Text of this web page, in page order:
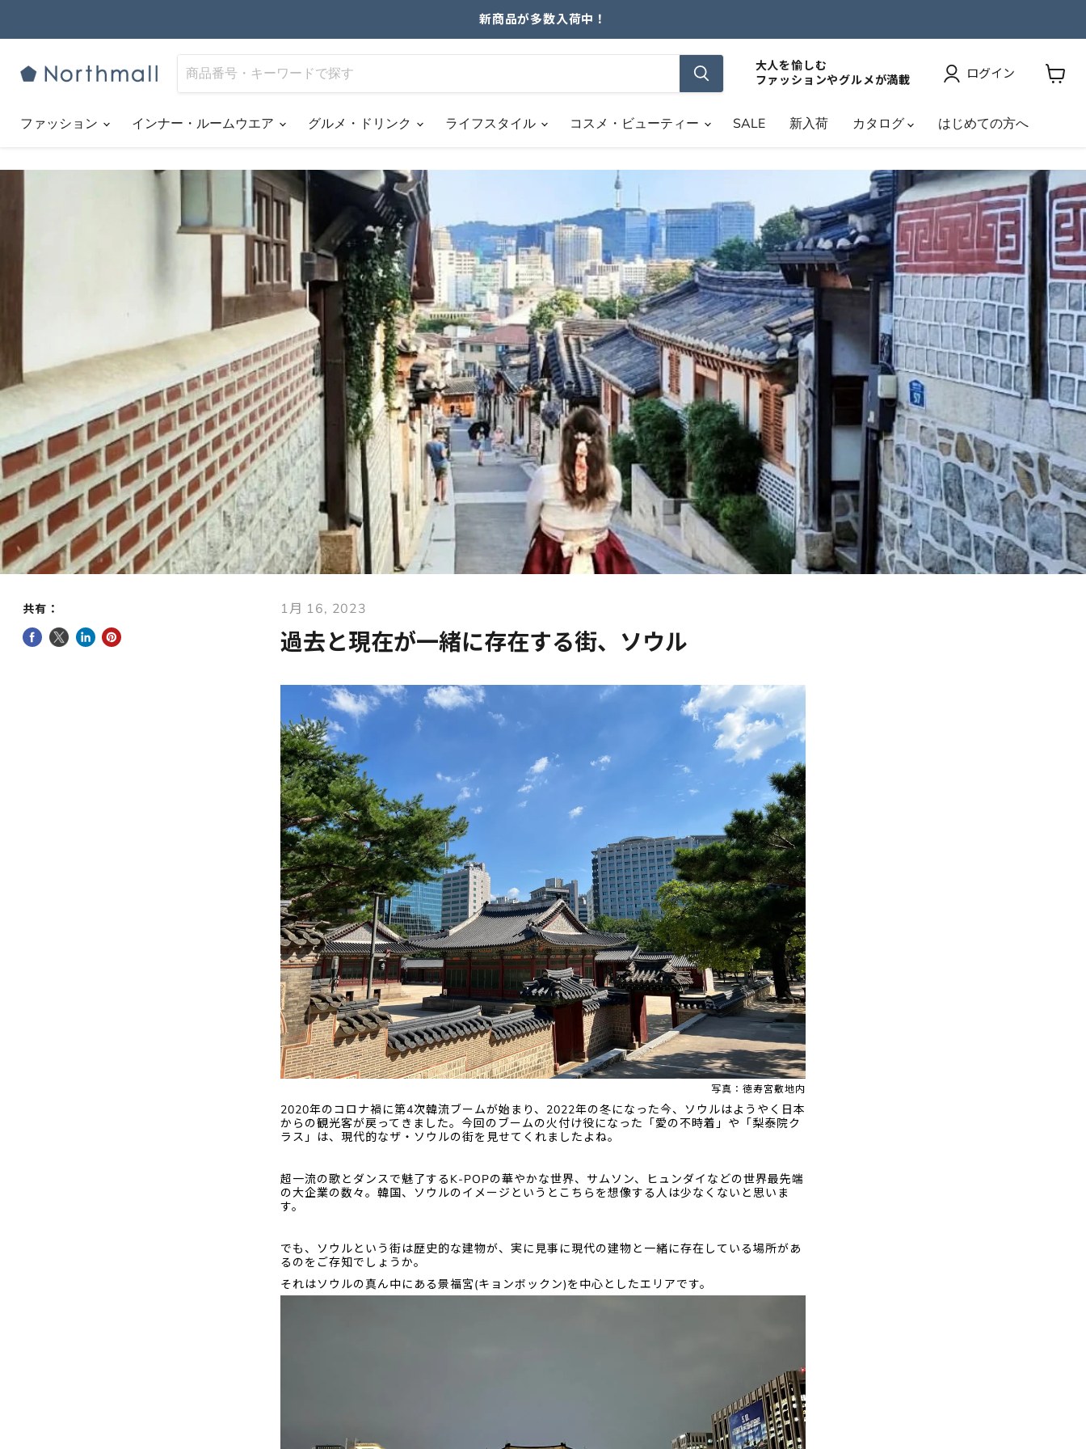
新商品が多数入荷中！
大人を愉しむ
ファッションやグルメが満載
ログイン
る
ファッション インナー・ルームウエア グルメ・ドリンク ライフスタイル コスメ・ビューティー SALE 新入荷 カタログ はじめての方へ
共有： 1月 16, 2023
過去と現在が一緒に存在する街、ソウル
写真：徳寿宮敷地内
2020年のコロナ禍に第4次韓流ブームが始まり、2022年の冬になった今、ソウルはようやく日本
からの観光客が戻ってきました。今回のブームの火付け役になった「愛の不時着」や「梨泰院ク
ラス」は、現代的なザ・ソウルの街を見せてくれましたよね。
超一流の歌とダンスで魅了するK-POPの華やかな世界、サムソン、ヒュンダイなどの世界最先端
の大企業の数々。韓国、ソウルのイメージというとこちらを想像する人は少なくないと思いま
す。
でも、ソウルという街は歴史的な建物が、実に見事に現代の建物と一緒に存在している場所があ
るのをご存知でしょうか。
それはソウルの真ん中にある景福宮(キョンボックン)を中心としたエリアです。